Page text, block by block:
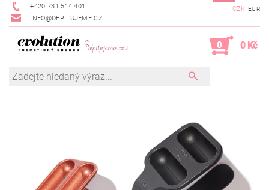
+420 731 514 401
INFO@DEPILUJEME.CZ
CZK EUR
0 0 Kč